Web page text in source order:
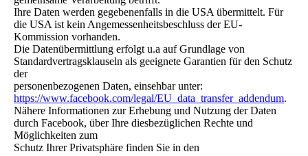
Ihre Daten werden gegebenenfalls in die USA übermittelt. Für
die USA ist kein Angemessenheitsbeschluss der EU-
Kommission vorhanden.
Die Datenübermittlung erfolgt u.a auf Grundlage von
Standardvertragsklauseln als geeignete Garantien für den Schutz
der
personenbezogenen Daten, einsehbar unter:
https://www.facebook.com/legal/EU_data_transfer_addendum.
Nähere Informationen zur Erhebung und Nutzung der Daten
durch Facebook, über Ihre diesbezüglichen Rechte und
Möglichkeiten zum
Schutz Ihrer Privatsphäre finden Sie in den